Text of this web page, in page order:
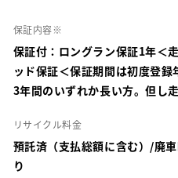
保証内容※
保証付：ロングラン保証1年＜
ッド保証＜保証期間は初度登
3年間のいずれか長い方。但し
リサイクル料金
預託済（支払総額に含む）/廃
り